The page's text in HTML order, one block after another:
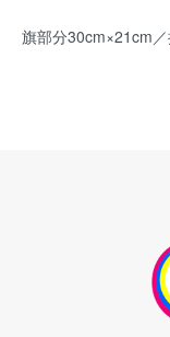
旗部分30cm×21cm